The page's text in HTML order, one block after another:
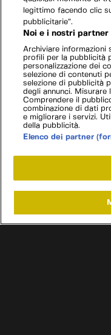
legittimo facendo clic
pubblicitarie”.
Noi e i nostri
Archiviare informazioni
profili per la pubblicità
personalizzazione dei
selezione di contenuti
selezione di pubblicità
degli annunci. Misurare
Comprendere il
combinazione di dati
e migliorare i servizi.
della pubblicità.
Elenco dei partner